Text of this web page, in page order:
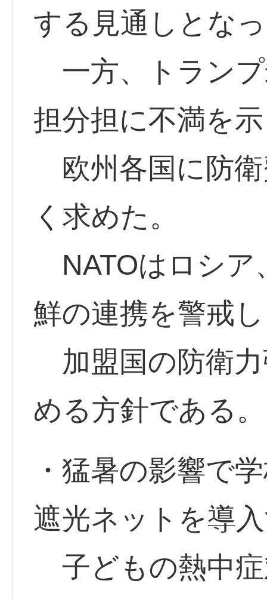
する見通しとな
一方、トランプ
担分担に不満を
欧州各国に防衛
く求めた。
NATOはロシア
鮮の連携を警戒
加盟国の防衛力
める方針である。
・猛暑の影響で
遮光ネットを導
子どもの熱中